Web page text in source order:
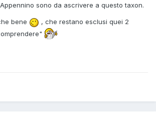
sono da ascrivere a questo taxon.
bene
, che restano esclusi quei 2